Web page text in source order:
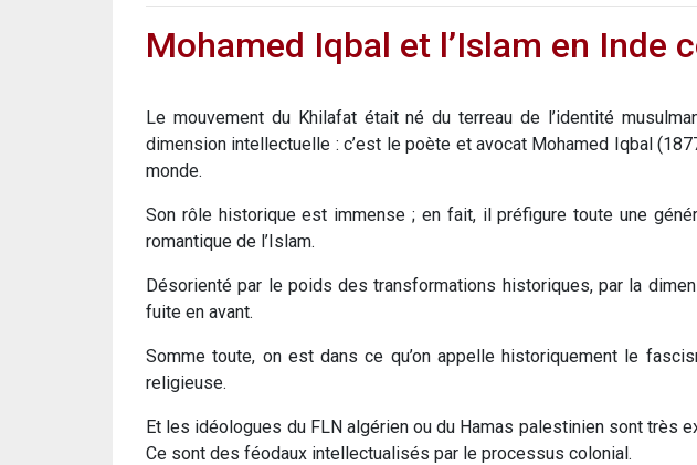
Mohamed Iqbal et l’Islam en Inde
Le mouvement du Khilafat était né du terreau de l’identité
dimension intellectuelle : c’est le poète et avocat Mohamed Iqbal
monde.
Son rôle historique est immense ; en fait, il préfigure toute une
romantique de l’Islam.
Désorienté par le poids des transformations historiques, par la
fuite en avant.
Somme toute, on est dans ce qu’on appelle historiquement le
religieuse.
Et les idéologues du FLN algérien ou du Hamas palestinien sont
Ce sont des féodaux intellectualisés par le processus colonial.